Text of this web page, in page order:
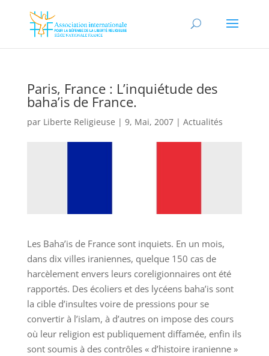
Paris, France : L’inquiétude des
baha’is de France.
par Liberte Religieuse | 9, Mai, 2007| Actualités
Les Baha’is de France sont inquiets. En un mois,
dans dix villes iraniennes, quelque 150 cas de
harcèlement envers leurs coreligionnaires ont été
rapportés. Des écoliers et des lycéens baha’is sont
la cible d’insultes voire de pressions pour se
convertir à l’islam, à d’autres on impose des cours
où leur religion est publiquement diffamée, enfin ils
sont soumis à des contrôles « d’histoire iranienne »